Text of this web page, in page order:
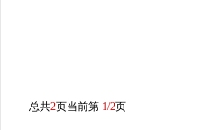
总共2页当前第 1/2页